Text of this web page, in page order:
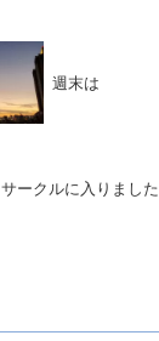
週末は
サークルに入りました